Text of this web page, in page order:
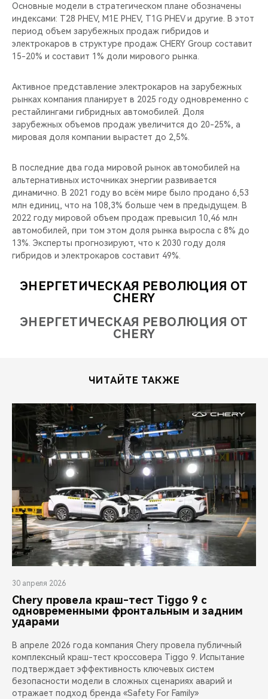
Основные модели в стратегическом плане обозначены
индексами: T28 PHEV, M1E PHEV, T1G PHEV и другие. В этот
период объем зарубежных продаж гибридов и
электрокаров в структуре продаж CHERY Group составит
15-20% и составит 1% доли мирового рынка.
Активное представление электрокаров на зарубежных
рынках компания планирует в 2025 году одновременно с
рестайлингами гибридных автомобилей. Доля
зарубежных объемов продаж увеличится до 20-25%, а
мировая доля компании вырастет до 2,5%.
В последние два года мировой рынок автомобилей на
альтернативных источниках энергии развивается
динамично. В 2021 году во всём мире было продано 6,53
млн единиц, что на 108,3% больше чем в предыдущем. В
2022 году мировой объем продаж превысил 10,46 млн
автомобилей, при том этом доля рынка выросла с 8% до
13%. Эксперты прогнозируют, что к 2030 году доля
гибридов и электрокаров составит 49%.
ЭНЕРГЕТИЧЕСКАЯ РЕВОЛЮЦИЯ ОТ
CHERY
ЭНЕРГЕТИЧЕСКАЯ РЕВОЛЮЦИЯ ОТ
CHERY
ЧИТАЙТЕ ТАКЖЕ
30 апреля 2026
Chery провела краш-тест Tiggo 9 с
одновременными фронтальным и задним
ударами
В апреле 2026 года компания Chery провела публичный
комплексный краш-тест кроссовера Tiggo 9. Испытание
подтверждает эффективность ключевых систем
безопасности модели в сложных сценариях аварий и
отражает подход бренда «Safety For Family»